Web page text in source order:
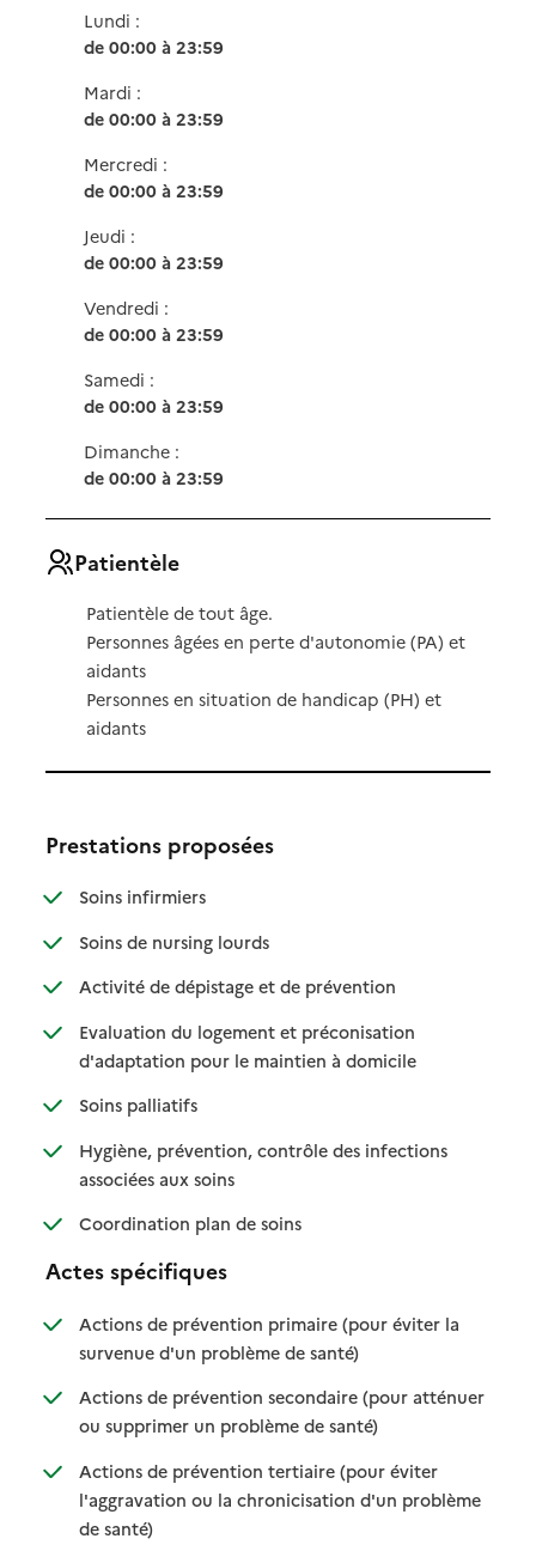
Lundi :
de 00:00 à 23:59
Mardi :
de 00:00 à 23:59
Mercredi :
de 00:00 à 23:59
Jeudi :
de 00:00 à 23:59
Vendredi :
de 00:00 à 23:59
Samedi :
de 00:00 à 23:59
Dimanche :
de 00:00 à 23:59
Patientèle
Patientèle de tout âge.
Personnes âgées en perte d'autonomie (PA) et
aidants
Personnes en situation de handicap (PH) et
aidants
Prestations proposées
Soins infirmiers: disponible
: non disponible
Soins de nursing lourds: disponible
: non disponible
Activité de dépistage et de prévention: disponible
: non disponible
Evaluation du logement et préconisation
d'adaptation pour le maintien à domicile: disponible
: non disponible
Soins palliatifs: disponible
: non disponible
Hygiène, prévention, contrôle des infections
associées aux soins: disponible
: non disponible
Coordination plan de soins: disponible
: non disponible
Actes spécifiques
Actions de prévention primaire (pour éviter la
survenue d'un problème de santé): disponible
: non disponible
Actions de prévention secondaire (pour atténuer
ou supprimer un problème de santé): disponible
: non disponible
Actions de prévention tertiaire (pour éviter
l'aggravation ou la chronicisation d'un problème
de santé): disponible
: non disponible